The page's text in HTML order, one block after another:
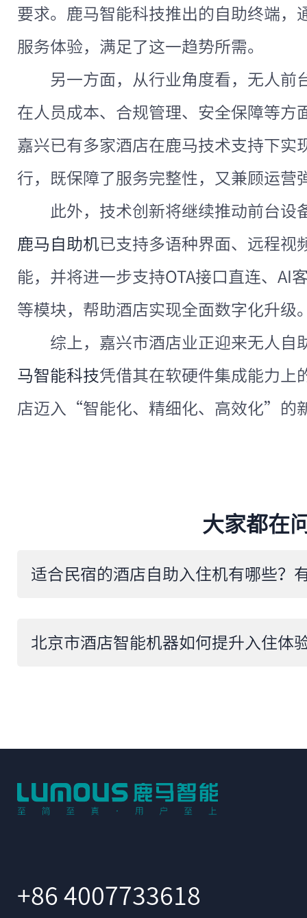
要求。鹿马智能科技推出的自助终端，
服务体验，满足了这一趋势所需。
另一方面，从行业角度看，无人前
在人员成本、合规管理、安全保障等方
嘉兴已有多家酒店在鹿马技术支持下
行，既保障了服务完整性，又兼顾运营
此外，技术创新将继续推动前台设
鹿马自助机已支持多语种界面、远程视
能，并将进一步支持OTA接口直连、AI
等模块，帮助酒店实现全面数字化升级
综上，嘉兴市酒店业正迎来无人自
马智能科技凭借其在软硬件集成能力上
店迈入“智能化、精细化、高效化”的
大家都在
适合民宿的酒店自助入住机有哪些？
北京市酒店智能机器如何提升入住体
+86 4007733618